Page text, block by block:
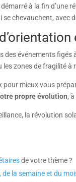
à la fin
chevauchent, avec
événements figés
zones de fragilité à
pour mieux vous
propre évolution,
la révolution
de votre thème ?
la semaine et du